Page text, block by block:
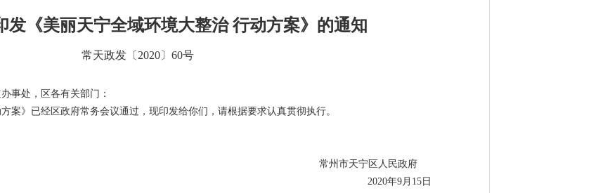
发《美丽天宁全域环境大整治 行动方案》的通知
常天政发〔2020〕60号
事处，区各有关部门：
案》已经区政府常务会议通过，现印发给你们，请根据要求认真贯彻执行。
常州市天宁区人民政府
2020年9月15日